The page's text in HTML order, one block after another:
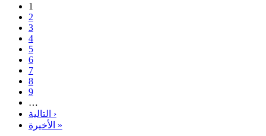
1
2
3
4
5
6
7
8
9
…
التالية ›
الأخيرة »